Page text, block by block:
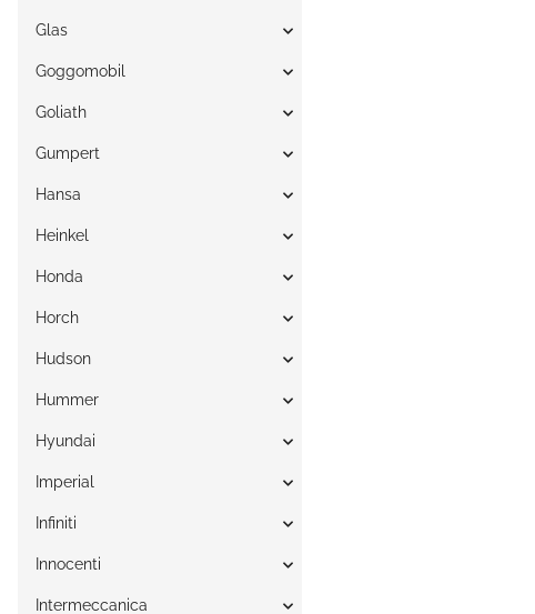
Glas
Goggomobil
Goliath
Gumpert
Hansa
Heinkel
Honda
Horch
Hudson
Hummer
Hyundai
Imperial
Infiniti
Innocenti
Intermeccanica